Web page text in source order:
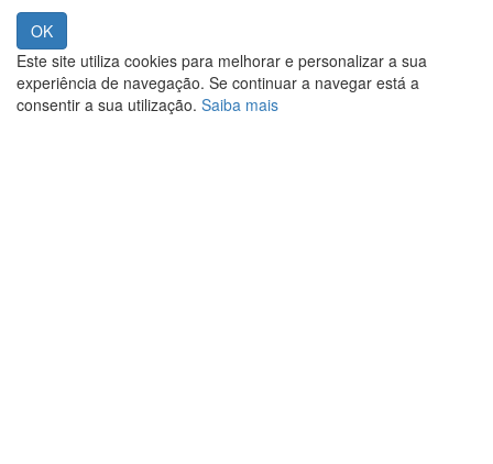
Este site utiliza cookies para melhorar e personalizar a sua
experiência de navegação. Se continuar a navegar está a
consentir a sua utilização. Saiba mais